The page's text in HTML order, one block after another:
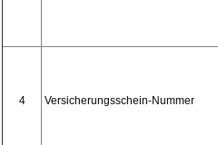
4 Versicherungsschein-Nummer